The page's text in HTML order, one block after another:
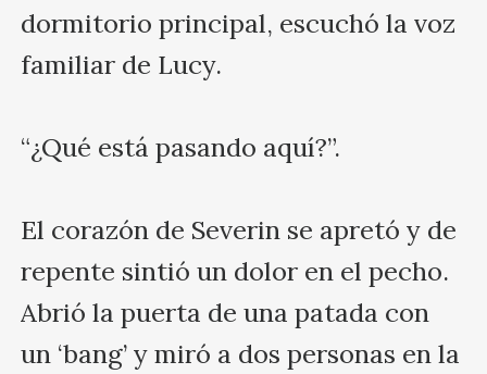
dormitorio principal, escuchó la voz
familiar de Lucy.
“¿Qué está pasando aquí?”.
El corazón de Severin se apretó y de
repente sintió un dolor en el pecho.
Abrió la puerta de una patada con
un ‘bang’ y miró a dos personas en la